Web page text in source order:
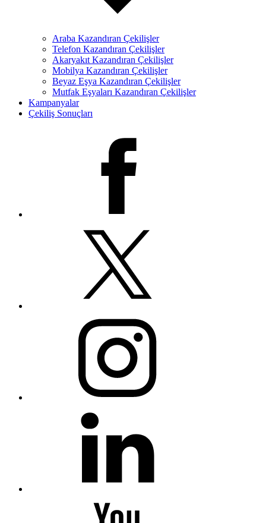
Araba Kazandıran Çekilişler
Telefon Kazandıran Çekilişler
Akaryakıt Kazandıran Çekilişler
Mobilya Kazandıran Çekilişler
Beyaz Eşya Kazandıran Çekilişler
Mutfak Eşyaları Kazandıran Çekilişler
Kampanyalar
Çekiliş Sonuçları